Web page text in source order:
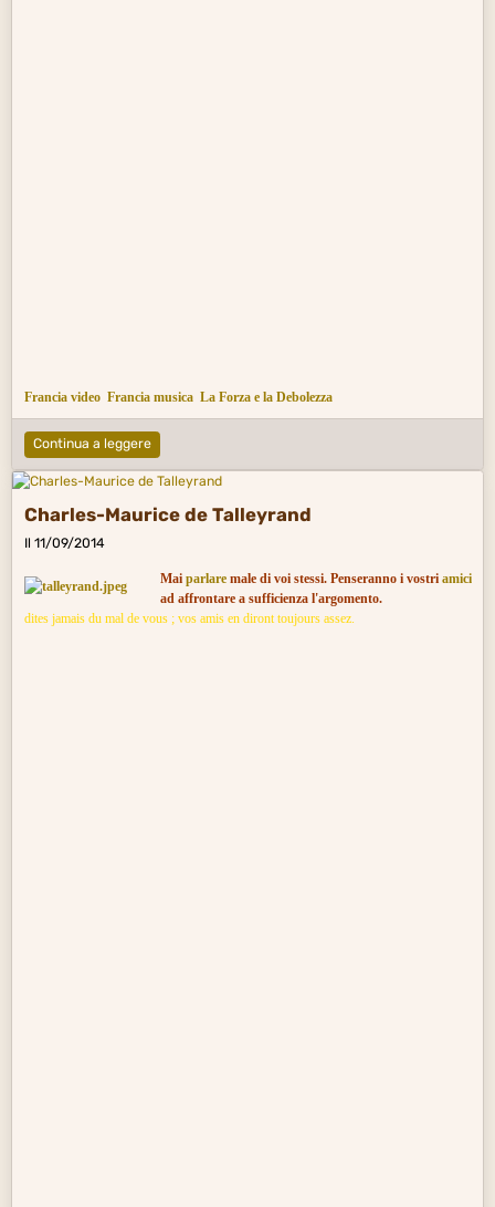
Francia video Francia musica La Forza e la Debolezza
Continua a leggere
Charles-Maurice de Talleyrand
Il 11/09/2014
Mai parlaremale di voi stessi. Penseranno i vostri amici
ad affrontare a sufficienza l'argomento.
dites jamais du mal de vous ; vos amis en diront toujours assez.